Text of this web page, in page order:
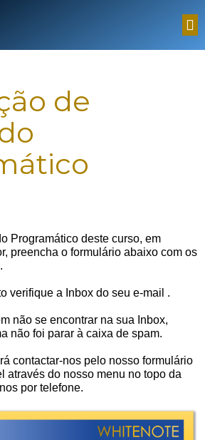
de
Programático deste curso, em
preencha o formulário abaixo com os
verifique a Inbox do seu e-mail .
não se encontrar na sua Inbox,
não foi parar à caixa de spam.
contactar-nos pelo nosso formulário
através do nosso menu no topo da
por telefone.